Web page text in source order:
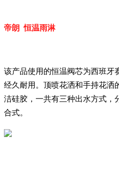
帝朗 恒温雨淋
该产品使用的恒温阀芯为西班牙
经久耐用。顶喷花洒和手持花洒
洁硅胶，一共有三种出水方式，
合式。